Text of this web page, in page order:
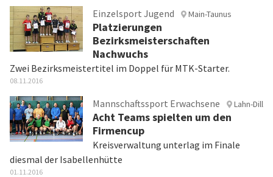
Einzelsport Jugend Main-Taunus
Platzierungen
Bezirksmeisterschaften
Nachwuchs
Zwei Bezirksmeistertitel im Doppel für MTK-Starter.
08.11.2016
Mannschaftssport Erwachsene Lahn-Dill
Acht Teams spielten um den
Firmencup
Kreisverwaltung unterlag im Finale
diesmal der Isabellenhütte
01.11.2016